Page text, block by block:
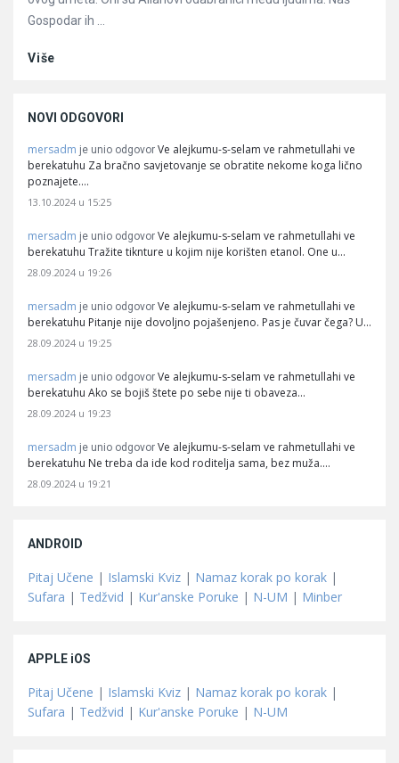
Gospodar ih ...
Više
NOVI ODGOVORI
mersadm je unio odgovor Ve alejkumu-s-selam ve rahmetullahi ve
berekatuhu Za bračno savjetovanje se obratite nekome koga lično
poznajete.…
13.10.2024 u 15:25
mersadm je unio odgovor Ve alejkumu-s-selam ve rahmetullahi ve
berekatuhu Tražite tiknture u kojim nije korišten etanol. One u…
28.09.2024 u 19:26
mersadm je unio odgovor Ve alejkumu-s-selam ve rahmetullahi ve
berekatuhu Pitanje nije dovoljno pojašenjeno. Pas je čuvar čega? U…
28.09.2024 u 19:25
mersadm je unio odgovor Ve alejkumu-s-selam ve rahmetullahi ve
berekatuhu Ako se bojiš štete po sebe nije ti obaveza…
28.09.2024 u 19:23
mersadm je unio odgovor Ve alejkumu-s-selam ve rahmetullahi ve
berekatuhu Ne treba da ide kod roditelja sama, bez muža.…
28.09.2024 u 19:21
ANDROID
Pitaj Učene | Islamski Kviz | Namaz korak po korak |
Sufara | Tedžvid | Kur'anske Poruke | N-UM | Minber
APPLE iOS
Pitaj Učene | Islamski Kviz | Namaz korak po korak |
Sufara | Tedžvid | Kur'anske Poruke | N-UM